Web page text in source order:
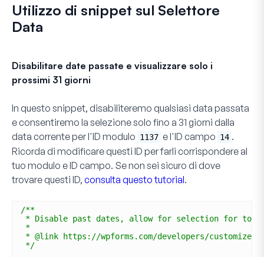
Utilizzo di snippet sul Selettore
Data
Disabilitare date passate e visualizzare solo i
prossimi 31 giorni
In questo snippet, disabiliteremo qualsiasi data passata
e consentiremo la selezione solo fino a 31 giorni dalla
data corrente per l'ID modulo 1137 e l'ID campo 14 .
Ricorda di modificare questi ID per farli corrispondere al
tuo modulo e ID campo. Se non sei sicuro di dove
trovare questi ID, consulta questo tutorial.
/**
* Disable past dates, allow for selection for
*
* @link https://wpforms.com/developers/
*/